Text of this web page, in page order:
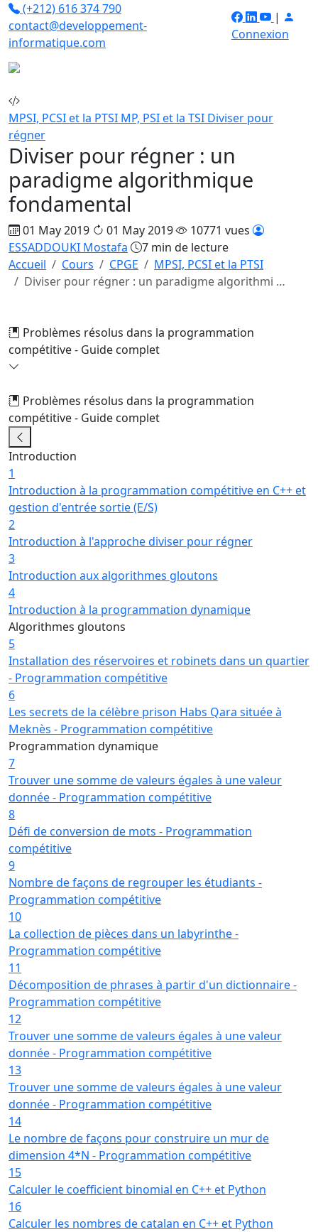
(+212) 616 374 790
contact@developpement-
informatique.com
|
Connexion
MPSI, PCSI et la PTSI MP, PSI et la TSI Diviser pour
régner
Diviser pour régner : un
paradigme algorithmique
fondamental
01 May 2019 01 May 2019
10771 vues
ESSADDOUKI Mostafa
7 min de lecture
Accueil
Cours CPGE
MPSI, PCSI et la PTSI
Diviser pour régner : un paradigme algorithmi …
Problèmes résolus dans la programmation
compétitive - Guide complet
Problèmes résolus dans la programmation
compétitive - Guide complet
Introduction
1
Introduction à la programmation compétitive en C++ et
gestion d'entrée sortie (E/S)
2
Introduction à l'approche diviser pour régner
3
Introduction aux algorithmes gloutons
4
Introduction à la programmation dynamique
Algorithmes gloutons
5
Installation des réservoires et robinets dans un quartier
- Programmation compétitive
6
Les secrets de la célèbre prison Habs Qara située à
Meknès - Programmation compétitive
Programmation dynamique
7
Trouver une somme de valeurs égales à une valeur
donnée - Programmation compétitive
8
Défi de conversion de mots - Programmation
compétitive
9
Nombre de façons de regrouper les étudiants -
Programmation compétitive
10
La collection de pièces dans un labyrinthe -
Programmation compétitive
11
Décomposition de phrases à partir d'un dictionnaire -
Programmation compétitive
12
Trouver une somme de valeurs égales à une valeur
donnée - Programmation compétitive
13
Trouver une somme de valeurs égales à une valeur
donnée - Programmation compétitive
14
Le nombre de façons pour construire un mur de
dimension 4*N - Programmation compétitive
15
Calculer le coefficient binomial en C++ et Python
16
Calculer les nombres de catalan en C++ et Python